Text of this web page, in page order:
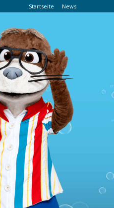
Startseite News